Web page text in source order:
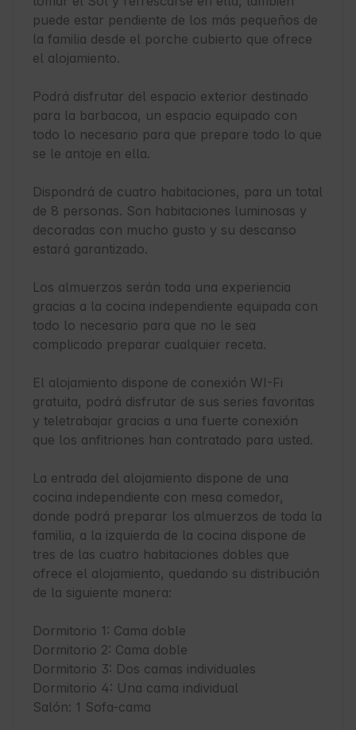
puede estar pendiente de los más pequeños de
la familia desde el porche cubierto que ofrece
el alojamiento.
Podrá disfrutar del espacio exterior destinado
para la barbacoa, un espacio equipado con
todo lo necesario para que prepare todo lo que
se le antoje en ella.
Dispondrá de cuatro habitaciones, para un total
de 8 personas. Son habitaciones luminosas y
decoradas con mucho gusto y su descanso
estará garantizado.
Los almuerzos serán toda una experiencia
gracias a la cocina independiente equipada con
todo lo necesario para que no le sea
complicado preparar cualquier receta.
El alojamiento dispone de conexión WI-Fi
gratuita, podrá disfrutar de sus series favoritas
y teletrabajar gracias a una fuerte conexión
que los anfitriones han contratado para usted.
La entrada del alojamiento dispone de una
cocina independiente con mesa comedor,
donde podrá preparar los almuerzos de toda la
familia, a la izquierda de la cocina dispone de
tres de las cuatro habitaciones dobles que
ofrece el alojamiento, quedando su distribución
de la siguiente manera:
Dormitorio 1: Cama doble
Dormitorio 2: Cama doble
Dormitorio 3: Dos camas individuales
Dormitorio 4: Una cama individual
Salón: 1 Sofa-cama